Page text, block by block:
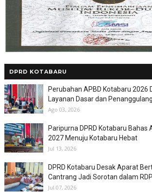
DPRD KOTABARU
Perubahan APBD Kotabaru 2026
Layanan Dasar dan
Ago 03, 2026
Paripurna DPRD Kotabaru Bahas
2027 Menuju Kotabaru Hebat
Jul 13, 2026
DPRD Kotabaru Desak Aparat
Cantrang Jadi Sorotan dalam RDP
Jul 07, 2026